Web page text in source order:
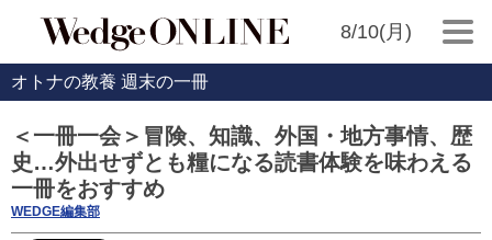
8/10(月)
オトナの教養 週末の一冊
＜一冊一会＞冒険、知識、外国・地方事情、歴
史…外出せずとも糧になる読書体験を味わえる
一冊をおすすめ
WEDGE編集部